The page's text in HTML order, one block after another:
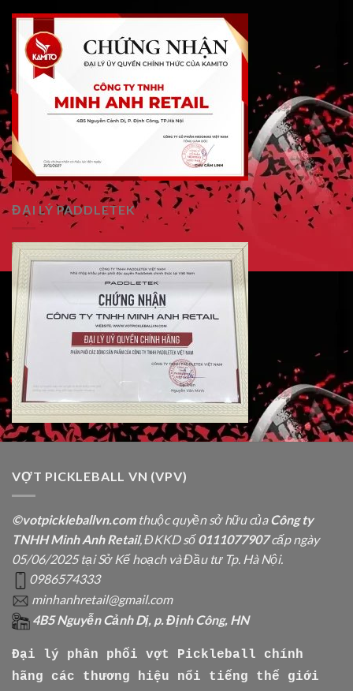
ĐẠI LÝ PADDLETEK
VỢT PICKLEBALL VN (VPV)
©votpickleballvn.comthuộc quyền sở hữu củaCông ty
TNHH Minh Anh Retail, ĐKKD số0111077907cấp ngày
05/06/2025 tại Sở Kế hoạch và Đầu tư Tp. Hà Nội.
0986574333
minhanhretail@gmail.com
4B5 Nguyễn Cảnh Dị, p. Định Công, HN
Đại lý phân phối vợt Pickleball chính
hãng các thương hiệu nổi tiếng thế giới